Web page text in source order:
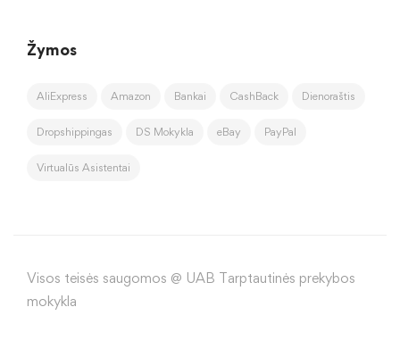
Žymos
AliExpress Amazon Bankai CashBack Dienoraštis
Dropshippingas DS Mokykla eBay PayPal
Virtualūs Asistentai
Visos teisės saugomos @ UAB Tarptautinės prekybos
mokykla